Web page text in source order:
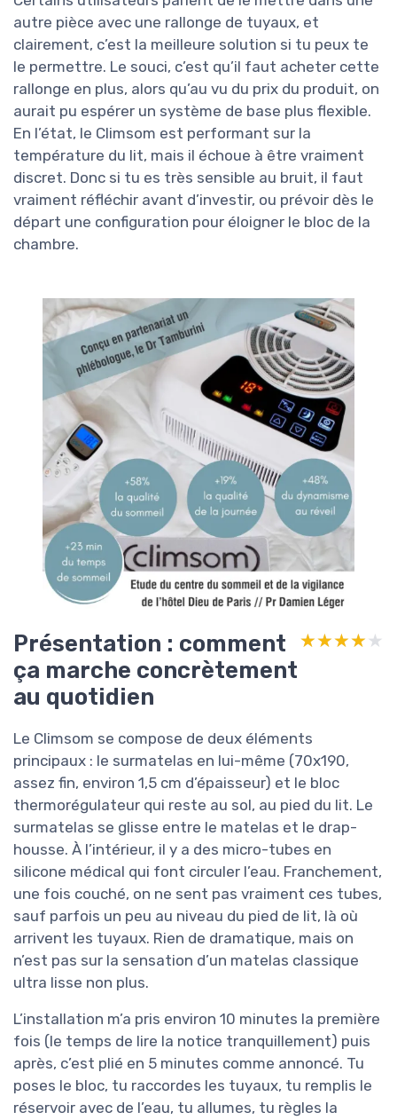
autre pièce avec une rallonge de tuyaux, et
clairement, c’est la meilleure solution si tu peux te
le permettre. Le souci, c’est qu’il faut acheter cette
rallonge en plus, alors qu’au vu du prix du produit, on
aurait pu espérer un système de base plus flexible.
En l’état, le Climsom est performant sur la
température du lit, mais il échoue à être vraiment
discret. Donc si tu es très sensible au bruit, il faut
vraiment réfléchir avant d’investir, ou prévoir dès le
départ une configuration pour éloigner le bloc de la
chambre.
Présentation : comment
ça marche concrètement
au quotidien
★★★★★
★★★★★
Le Climsom se compose de deux éléments
principaux : le surmatelas en lui-même (70x190,
assez fin, environ 1,5 cm d’épaisseur) et le bloc
thermorégulateur qui reste au sol, au pied du lit. Le
surmatelas se glisse entre le matelas et le drap-
housse. À l’intérieur, il y a des micro-tubes en
silicone médical qui font circuler l’eau. Franchement,
une fois couché, on ne sent pas vraiment ces tubes,
sauf parfois un peu au niveau du pied de lit, là où
arrivent les tuyaux. Rien de dramatique, mais on
n’est pas sur la sensation d’un matelas classique
ultra lisse non plus.
L’installation m’a pris environ 10 minutes la première
fois (le temps de lire la notice tranquillement) puis
après, c’est plié en 5 minutes comme annoncé. Tu
poses le bloc, tu raccordes les tuyaux, tu remplis le
réservoir avec de l’eau, tu allumes, tu règles la